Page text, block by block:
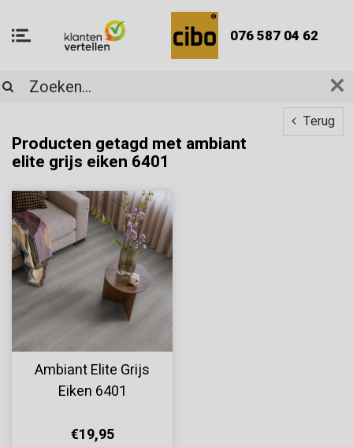
076 587 04 62
Terug
Producten getagd met ambiant
elite grijs eiken 6401
Ambiant Elite Grijs
Eiken 6401
€19,95